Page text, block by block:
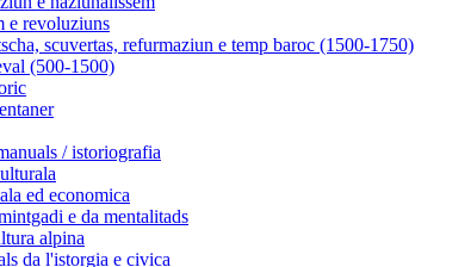
e revoluziuns
scuvertas, refurmaziun e temp baroc (1500-1750)
(500-1500)
/ istoriografia
ed economica
e da mentalitads
alpina
da l'istorgia e civica